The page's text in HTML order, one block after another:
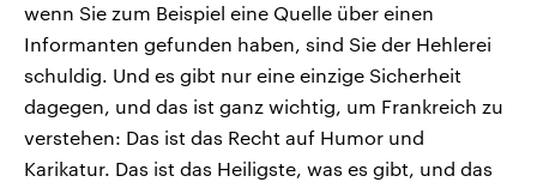
wenn Sie zum Beispiel eine Quelle über einen
Informanten gefunden haben, sind Sie der Hehlerei
schuldig. Und es gibt nur eine einzige Sicherheit
dagegen, und das ist ganz wichtig, um Frankreich zu
verstehen: Das ist das Recht auf Humor und
Karikatur. Das ist das Heiligste, was es gibt, und das